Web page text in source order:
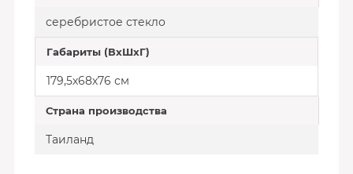
серебристое стекло
Габариты (ВxШxГ)
179,5х68х76 см
Страна производства
Таиланд